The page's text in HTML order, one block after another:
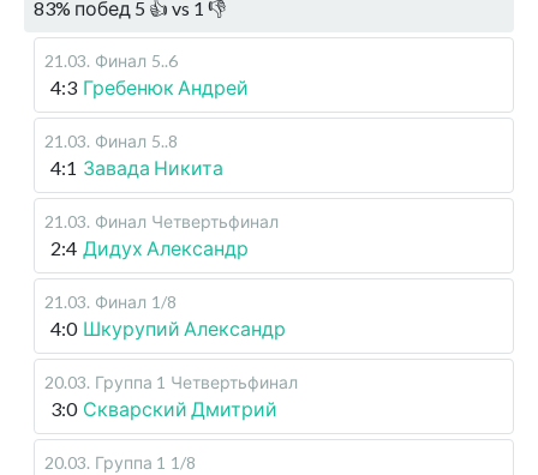
83% побед 5 👍 vs 1 👎
21.03. Финал 5..6
4:3 Гребенюк Андрей
21.03. Финал 5..8
4:1 Завада Никита
21.03. Финал Четвертьфинал
2:4 Дидух Александр
21.03. Финал 1/8
4:0 Шкурупий Александр
20.03. Группа 1 Четвертьфинал
3:0 Скварский Дмитрий
20.03. Группа 1 1/8